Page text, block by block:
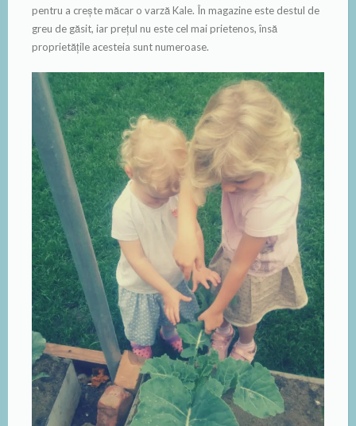
pentru a crește măcar o varză Kale. În magazine este destul de
greu de găsit, iar prețul nu este cel mai prietenos, însă
proprietățile acesteia sunt numeroase.